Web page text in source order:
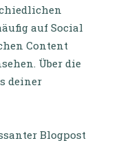
auf Social
Content
Über die
deiner
Blogpost